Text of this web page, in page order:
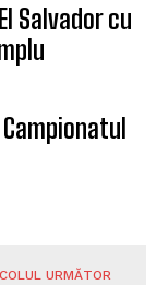
Salvador cu
URMĂTOR